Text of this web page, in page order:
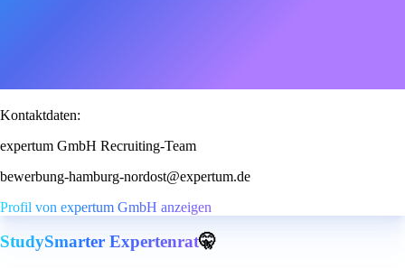
Kontaktdaten:
expertum GmbH Recruiting-Team
bewerbung-hamburg-nordost@expertum.de
Profil von expertum GmbH anzeigen
StudySmarter Expertenrat🤫